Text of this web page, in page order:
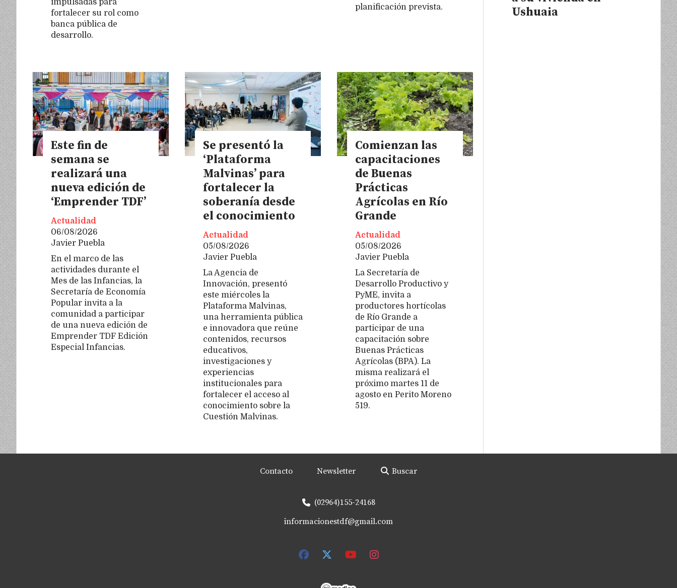
impulsadas para
fortalecer su rol como
banca pública de
desarrollo.
planificación prevista.
Este fin de
semana se
realizará una
nueva edición de
‘Emprender TDF’
Javier Puebla
Actualidad
06/08/2026
En el marco de las
actividades durante el
Mes de las Infancias, la
Secretaría de Economía
Popular invita a la
comunidad a participar
de una nueva edición de
Emprender TDF Edición
Especial Infancias.
Se presentó la
‘Plataforma
Malvinas’ para
fortalecer la
soberanía desde
el conocimiento
Javier Puebla
Actualidad
05/08/2026
La Agencia de
Innovación, presentó
este miércoles la
Plataforma Malvinas,
una herramienta pública
e innovadora que reúne
contenidos, recursos
educativos,
investigaciones y
experiencias
institucionales para
fortalecer el acceso al
conocimiento sobre la
Cuestión Malvinas.
Comienzan las
capacitaciones
de Buenas
Prácticas
Agrícolas en Río
Grande
Javier Puebla
Actualidad
05/08/2026
La Secretaría de
Desarrollo Productivo y
PyME, invita a
productores hortícolas
de Río Grande a
participar de una
capacitación sobre
Buenas Prácticas
Agrícolas (BPA). La
misma realizará el
próximo martes 11 de
agosto en Perito Moreno
519.
Ushuaia
Contacto Newsletter Buscar
(02964)155-24168
informacionestdf@gmail.com